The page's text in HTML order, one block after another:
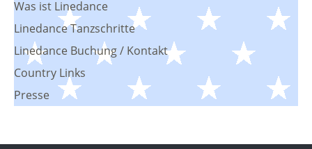
Was ist Linedance
Linedance Tanzschritte
Linedance Buchung / Kontakt
Country Links
Presse